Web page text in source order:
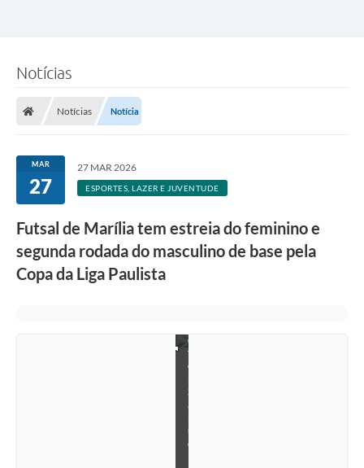
Notícias
Notícias Notícia
MAR
27
27 MAR 2026
ESPORTES, LAZER E JUVENTUDE
Futsal de Marília tem estreia do feminino e
segunda rodada do masculino de base pela
Copa da Liga Paulista
o
t
o
S
a
u
e